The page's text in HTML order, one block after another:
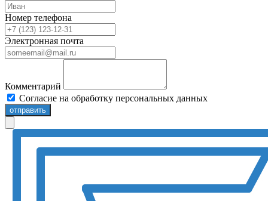
Номер телефона
Электронная почта
Комментарий
Согласие на обработку персональных данных
отправить